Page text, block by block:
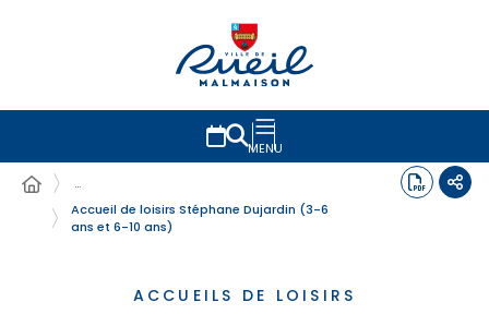
MENU
…
Accueil de loisirs Stéphane Dujardin (3-6
ans et 6-10 ans)
ACCUEILS DE LOISIRS